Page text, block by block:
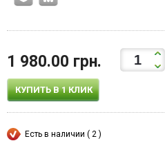
1 980.00 грн.
КУПИТЬ В 1 КЛИК
Есть в наличии ( 2 )